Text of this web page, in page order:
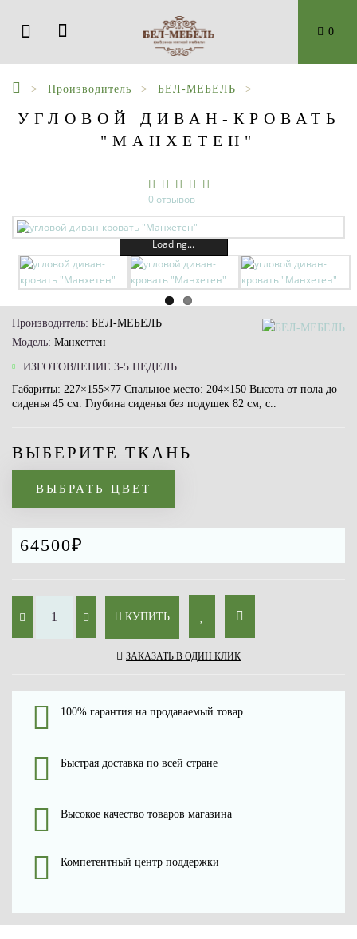
0
Производитель БЕЛ-МЕБЕЛЬ
УГЛОВОЙ ДИВАН-КРОВАТЬ
"МАНХЕТЕН"
0 отзывов
Loading...
Производитель: БЕЛ-МЕБЕЛЬ
Модель: Манхеттен
ИЗГОТОВЛЕНИЕ 3-5 НЕДЕЛЬ
Габариты: 227×155×77 Спальное место: 204×150 Высота от пола до
сиденья 45 см. Глубина сиденья без подушек 82 см, с..
ВЫБЕРИТЕ ТКАНЬ
ВЫБРАТЬ ЦВЕТ
64500₽
КУПИТЬ
ЗАКАЗАТЬ В ОДИН КЛИК
100% гарантия на продаваемый товар
Быстрая доставка по всей стране
Высокое качество товаров магазина
Компетентный центр поддержки